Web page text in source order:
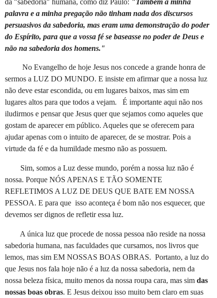
palavra e a minha pregação não tinham nada dos discursos
persuasivos da sabedoria, mas eram uma demonstração do poder
do Espírito, para que a vossa fé se baseasse no poder de Deus e
não na sabedoria dos homens."
No Evangelho de hoje Jesus nos concede a grande honra de
sermos a LUZ DO MUNDO. E insiste em afirmar que a nossa luz
não deve estar escondida, ou em lugares baixos, mas sim em
lugares altos para que todos a vejam. É importante aqui não nos
iludirmos e pensar que Jesus quer que sejamos como aqueles que
gostam de aparecer em público. Aqueles que se oferecem para
ajudar apenas com o intuito de aparecer, de se mostrar. Pois a
virtude da fé e da humildade mesmo não as possuem.
Sim, somos a Luz desse mundo, porém a nossa luz não é
nossa. Porque NÓS APENAS E TÃO SOMENTE
REFLETIMOS A LUZ DE DEUS QUE BATE EM NOSSA
PESSOA. E para que isso aconteça é bom não nos esquecer, que
devemos ser dignos de refletir essa luz.
A única luz que procede de nossa pessoa não reside na nossa
sabedoria humana, nas faculdades que cursamos, nos livros que
lemos, mas sim EM NOSSAS BOAS OBRAS. Portanto, a luz do
que Jesus nos fala hoje não é a luz da nossa sabedoria, nem da
nossa beleza física, muito menos da nossa roupa cara, mas sim das
nossas boas obras. E Jesus deixou isso muito bem claro em suas